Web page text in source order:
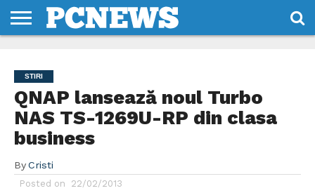
NOI
SI
CONDITII
STIRI
QNAP lansează noul Turbo
NAS TS-1269U-RP din clasa
business
By Cristi
Posted on 22/02/2013